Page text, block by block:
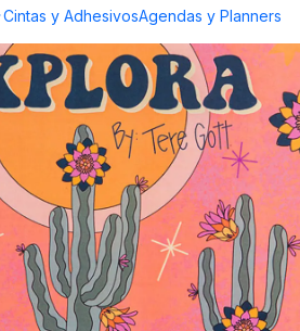
Cintas y AdhesivosAgendas y Planners